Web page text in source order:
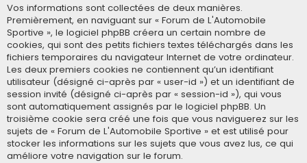
Vos informations sont collectées de deux manières.
Premièrement, en naviguant sur « Forum de L'Automobile
Sportive », le logiciel phpBB créera un certain nombre de
cookies, qui sont des petits fichiers textes téléchargés dans les
fichiers temporaires du navigateur Internet de votre ordinateur.
Les deux premiers cookies ne contiennent qu’un identifiant
utilisateur (désigné ci-après par « user-id ») et un identifiant de
session invité (désigné ci-après par « session-id »), qui vous
sont automatiquement assignés par le logiciel phpBB. Un
troisième cookie sera créé une fois que vous naviguerez sur les
sujets de « Forum de L'Automobile Sportive » et est utilisé pour
stocker les informations sur les sujets que vous avez lus, ce qui
améliore votre navigation sur le forum.